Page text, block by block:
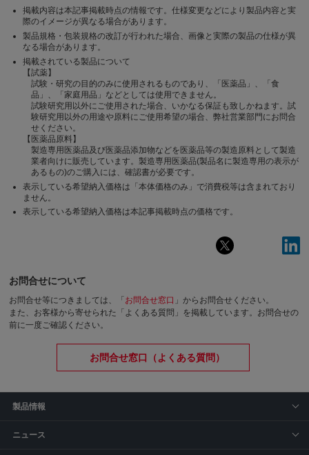
掲載内容は本記事掲載時点の情報です。仕様変更などにより製品内容と実
際のイメージが異なる場合があります。
製品規格・包装規格の改訂が行われた場合、画像と実際の製品の仕様が異
なる場合があります。
掲載されている製品について
【試薬】
試験・研究の目的のみに使用されるものであり、「医薬品」、「食
品」、「家庭用品」などとしては使用できません。
試験研究用以外にご使用された場合、いかなる保証も致しかねます。試
験研究用以外の用途や原料にご使用希望の場合、弊社営業部門にお問合
せください。
【医薬品原料】
製造専用医薬品及び医薬品添加物などを医薬品等の製造原料として製造
業者向けに販売しています。製造専用医薬品(製品名に製造専用の表示が
あるもの)のご購入には、確認書が必要です。
表示している希望納入価格は「本体価格のみ」で消費税等は含まれており
ません。
表示している希望納入価格は本記事掲載時点の価格です。
お問合せについて
お問合せ等につきましては、「 お問合せ窓口 」からお問合せください。
また、お客様から寄せられた「よくある質問」を掲載しています。お問合せの
前に一度ご確認ください。
お問合せ窓口（よくある質問）
製品情報
ニュース